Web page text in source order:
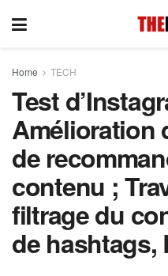
Home TECH
Test
Amélioration
de
contenu ;
filtrage du
de hashtags,